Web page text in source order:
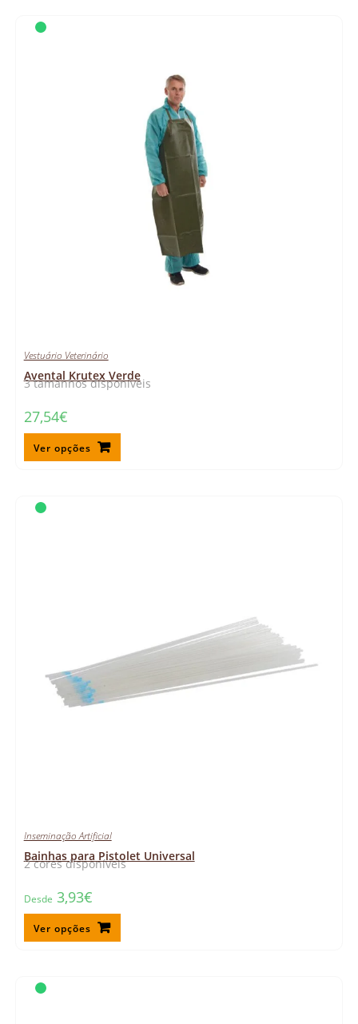
3 tamanhos disponíveis
Vestuário Veterinário
Avental Krutex Verde
27,54€
Ver opções
2 cores disponíveis
Inseminação Artificial
Bainhas para Pistolet Universal
Desde 3,93€
Ver opções